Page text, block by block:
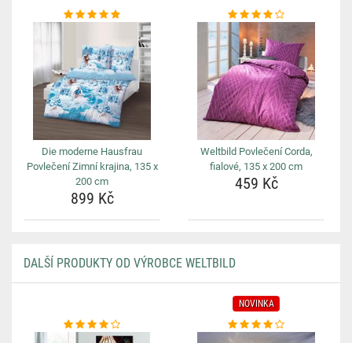
Die moderne Hausfrau
Povlečení Zimní krajina, 135 x
200 cm
899 Kč
Weltbild Povlečení Corda,
fialové, 135 x 200 cm
459 Kč
DALŠÍ PRODUKTY OD VÝROBCE WELTBILD
NOVINKA